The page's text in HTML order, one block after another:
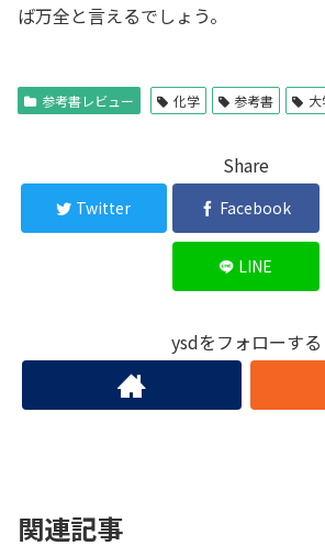
ば万全と言えるでしょう。
参考書レビュー 化学 参考書
Share
Twitter Facebook
LINE
ysdをフォローする
関連記事